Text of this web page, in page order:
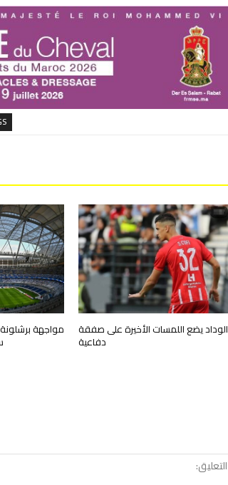
الوداد يضع اللمسات الأخيرة على صفقة
دفاعية
مواجهة